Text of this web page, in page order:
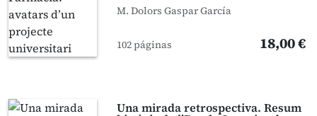
M. Dolors Gaspar García
102 páginas 18,00 €
Una mirada retrospectiva. Resum